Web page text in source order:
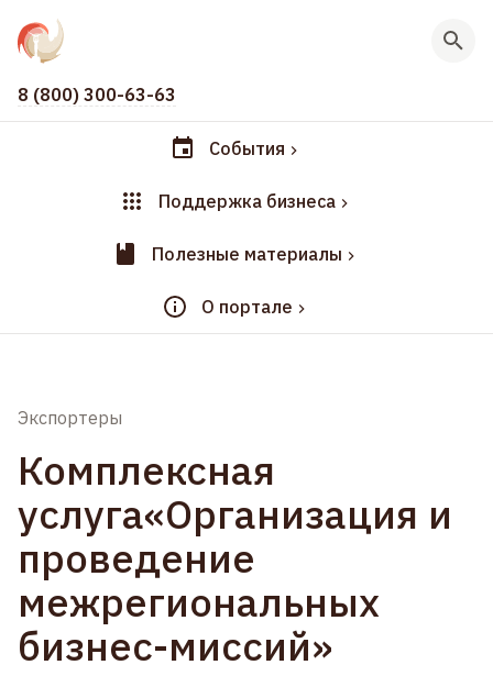
8 (800) 300-63-63
События
Поддержка бизнеса
Полезные материалы
О портале
Экспортеры
Комплексная
услуга«Организация и
проведение
межрегиональных
бизнес-миссий»